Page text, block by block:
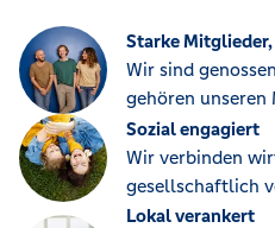
Starke
Wir sind
gehören unseren
Sozial engagiert
Wir verbinden
gesellschaftlich
Lokal verankert